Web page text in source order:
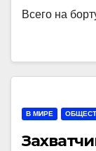
Всего на
В МИРЕ